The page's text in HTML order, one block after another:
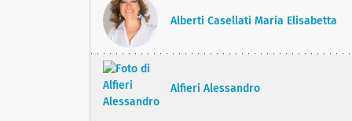
Alberti Casellati Maria Elisabetta
Alfieri Alessandro